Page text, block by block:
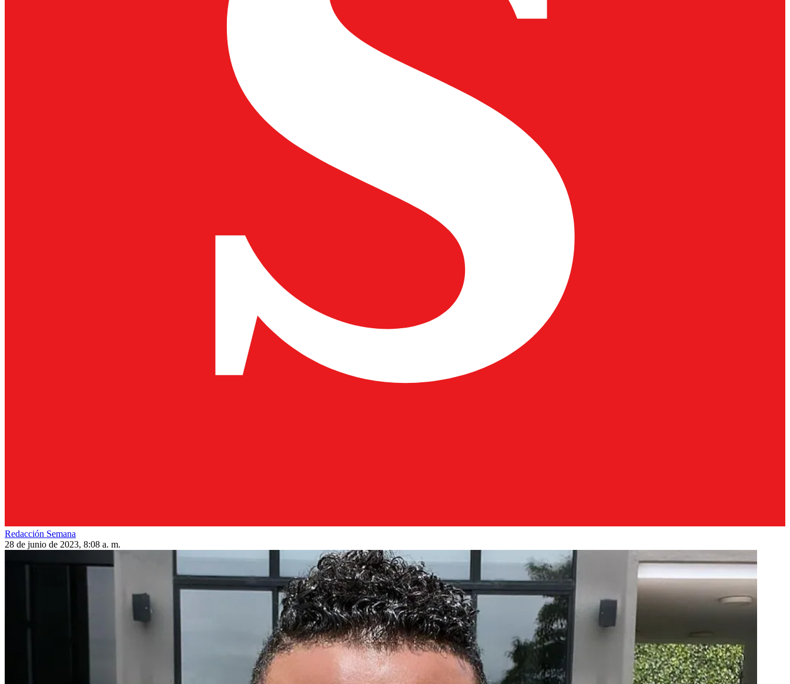
Redacción Semana
28 de junio de 2023, 8:08 a. m.